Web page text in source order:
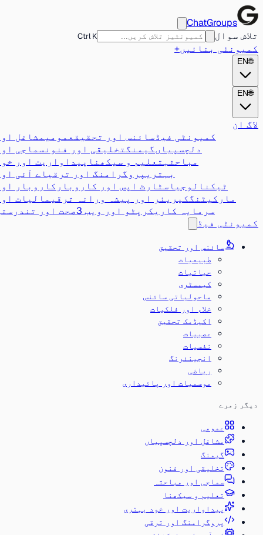
ChatGroups
تلاش سوال
Ctrl K
کمیونٹی بنائیں+
🌐
EN
🌐
EN
لاگ ان
کمیونٹی فیڈسائنس اور تحقیقعمومیمشاغل اور
دلچسپیاں گیمنگتخلیقی اور فنون سماجی اور
مباحثہتعلیم و سیکھناپیداواریت اور خود
بہتری پروگرامنگ اور ترقیاے آئی اور
ٹیکنالوجیاسٹارٹ اپس اور کاروبار کاروبار اور
مارکیٹنگکیریئر اور پیشہ ورانہ ترقیمالیات اور
سرمایہ کاری کرپٹو اور ویب 3 صحت اور تندرستی
کمیونٹی فیڈ
سائنس اور تحقیق
طبیعیات
حیاتیات
کیمسٹری
ماحولیاتی سائنس
خلاء اور فلکیات
اکیڈمک تحقیق
عصبیات
نفسیات
انجینئرنگ
ریاضی
موسمیات اور پائیداری
دیگر زمرے
عمومی
مشاغل اور دلچسپیاں
گیمنگ
تخلیقی اور فنون
سماجی اور مباحثہ
تعلیم و سیکھنا
پیداواریت اور خود بہتری
پروگرامنگ اور ترقی